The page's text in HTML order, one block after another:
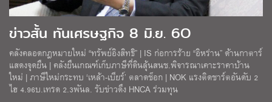
ข่าวสั้น ทันเศรษฐกิจ 8 มิ.ย. 6O
คลังคลอดกฎหมายใหม่ “ทรัพย์อิงสิทธิ” | IS ก่อการร้าย “อิหร่าน” ด้านกาตาร์
แสดงจุดยืน | คลังยืนเกณฑ์เก็บภาษีที่ดินลุ้นสนช.พิจารณาเคาะราคาบ้าน
ใหม่ | ภาษีใหม่กระทบ ‘เหล้า-เบียร์’ ตลาดช็อก | NOK แรงติดชาร์ตอันดับ 2
ไฮ 4.96บ.เทรด 2.3พันล. รับข่าวดึง HNCA ร่วมทุน